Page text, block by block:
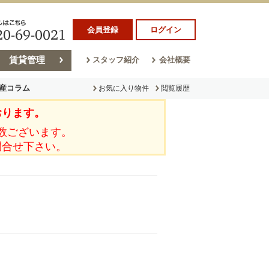
会員登録 ログイン
賃貸管理 スタッフ紹介 会社概要
コラム
ム
お気に入り物件 閲覧履歴
ます。
ざいます。
せ下さい。